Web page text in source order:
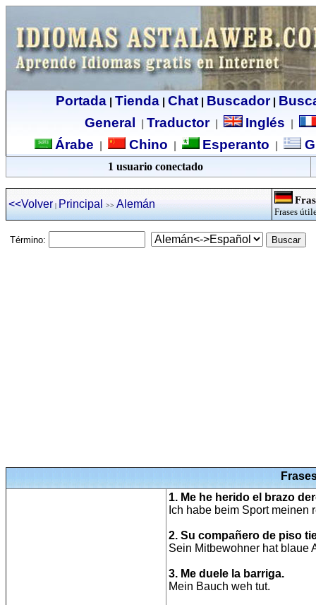
Portada| Tienda| Chat| Buscador|
General
Traductor| Inglés
Árabe Chino Esperanto
1 usuario conectado
<<Volver | Principal >> Alemán
Frases
Término:
1. Me he herido el brazo
Ich habe beim Sport meinen
2. Su compañero de piso
Sein Mitbewohner hat blaue
3. Me duele la barriga.
Mein Bauch weh tut.